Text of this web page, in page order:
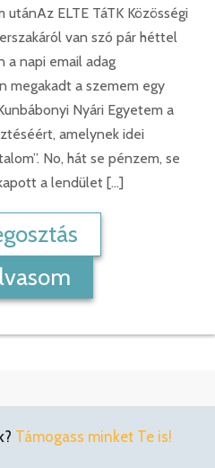
ELTE TáTK Közösségi
van szó pár héttel
a napi email adag
megakadt a szemem egy
Nyári Egyetem a
amelynek idei
No, hát se pénzem, se
a lendület […]
Támogass minket Te is!